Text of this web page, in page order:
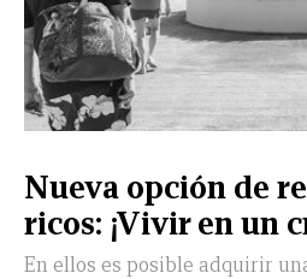
Nueva opción de
ricos: ¡Vivir en un
En ellos es posible adquirir